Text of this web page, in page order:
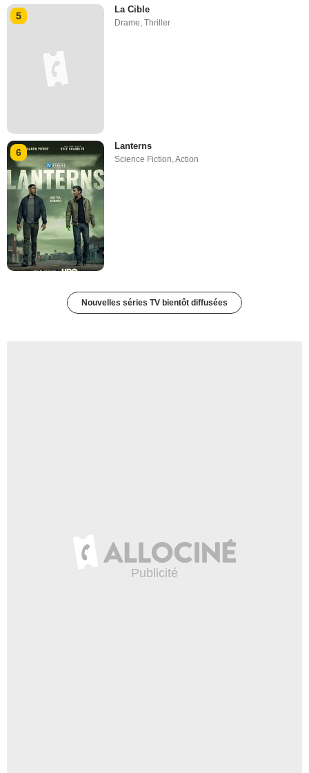
5
La Cible
Drame,Thriller
6
Lanterns
Science Fiction,Action
Nouvelles séries TV bientôt diffusées